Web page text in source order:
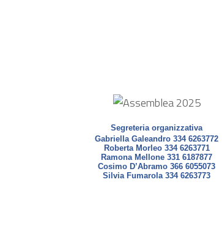
Segreteria organizzativa
Gabriella Galeandro 334 6263772
Roberta Morleo 334 6263771
Ramona Mellone 331 6187877
Cosimo D’Abramo 366 6055073
Silvia Fumarola 334 6263773